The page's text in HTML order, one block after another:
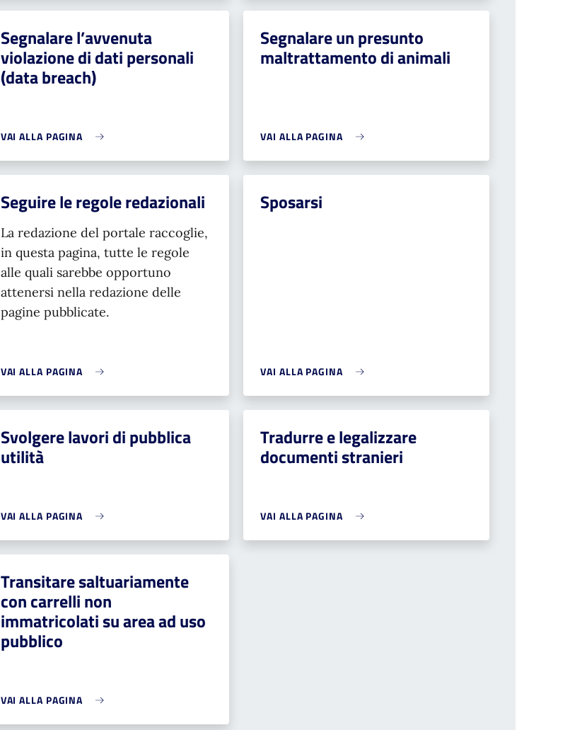
Segnalare l’avvenuta
violazione di dati personali
(data breach)
VAI ALLA PAGINA
Segnalare un presunto
maltrattamento di animali
VAI ALLA PAGINA
Seguire le regole redazionali
La redazione del portale raccoglie,
in questa pagina, tutte le regole
alle quali sarebbe opportuno
attenersi nella redazione delle
pagine pubblicate.
VAI ALLA PAGINA
Sposarsi
VAI ALLA PAGINA
Svolgere lavori di pubblica
utilità
VAI ALLA PAGINA
Tradurre e legalizzare
documenti stranieri
VAI ALLA PAGINA
Transitare saltuariamente
con carrelli non
immatricolati su area ad uso
pubblico
VAI ALLA PAGINA